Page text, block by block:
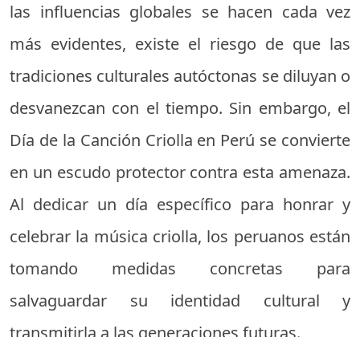
las influencias globales se hacen cada vez
más evidentes, existe el riesgo de que las
tradiciones culturales autóctonas se diluyan o
desvanezcan con el tiempo. Sin embargo, el
Día de la Canción Criolla en Perú se convierte
en un escudo protector contra esta amenaza.
Al dedicar un día específico para honrar y
celebrar la música criolla, los peruanos están
tomando medidas concretas para
salvaguardar su identidad cultural y
transmitirla a las generaciones futuras.